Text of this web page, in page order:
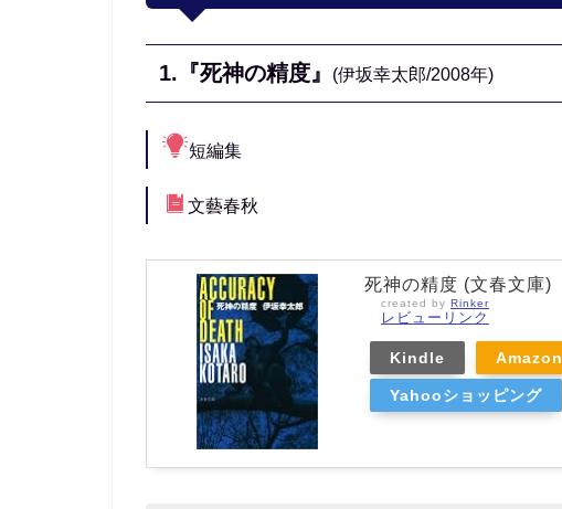
1.『死神の精度』 (伊坂幸太郎/2008年)
短編集
文藝春秋
死神の精度 (文春文庫)
created by Rinker
レビューリンク
Kindle Amazon
Yahooショッピング